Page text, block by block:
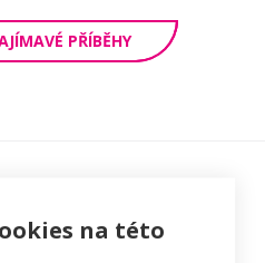
PŘÍBĚHY
na této